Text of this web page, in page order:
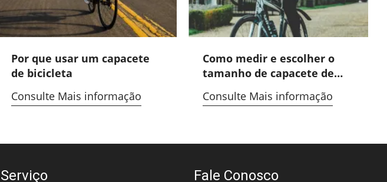
Por que usar um capacete
de bicicleta
Consulte Mais informação
Como medir e escolher o
tamanho de capacete de
Consulte Mais informação
Serviço Fale Conosco